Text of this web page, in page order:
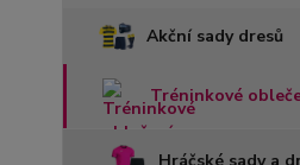
Akční sady dresů
Tréninkové